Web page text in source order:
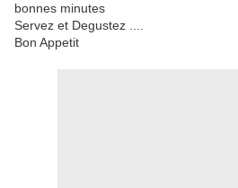
bonnes minutes
Servez et Degustez ....
Bon Appetit